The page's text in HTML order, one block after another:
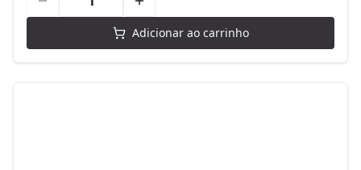
Adicionar ao carrinho